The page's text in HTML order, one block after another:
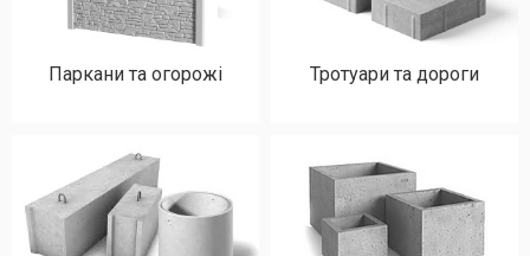
Паркани та огорожі Тротуари та дороги